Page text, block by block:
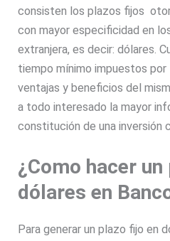
consisten los plazos fijos
con mayor especificidad en
extranjera, es decir: dólares.
tiempo mínimo impuestos
ventajas y beneficios del
a todo interesado la mayor
constitución de una inversión
¿Como hacer
dólares en
Para generar un plazo fijo en